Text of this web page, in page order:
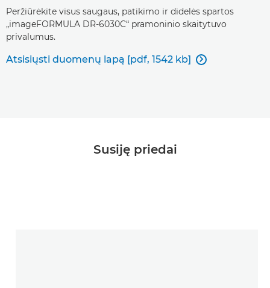
Peržiūrėkite visus saugaus, patikimo ir didelės spartos
„imageFORMULA DR-6030C“ pramoninio skaitytuvo
privalumus.
Atsisiųsti duomenų lapą [pdf, 1542 kb] 
Susiję priedai